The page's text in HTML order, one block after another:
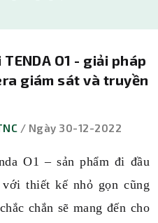
O1 - giải pháp
giám sát và truyền
/ Ngày 30-12-2022
O1 – sản phẩm đi đầu
với thiết kế nhỏ gọn cũng
chắn sẽ mang đến cho